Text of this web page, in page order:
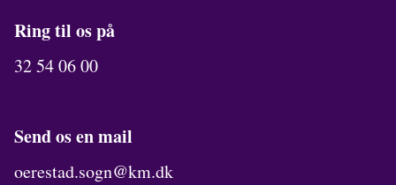
Ring til os på
32 54 06 00
Send os en mail
oerestad.sogn@km.dk